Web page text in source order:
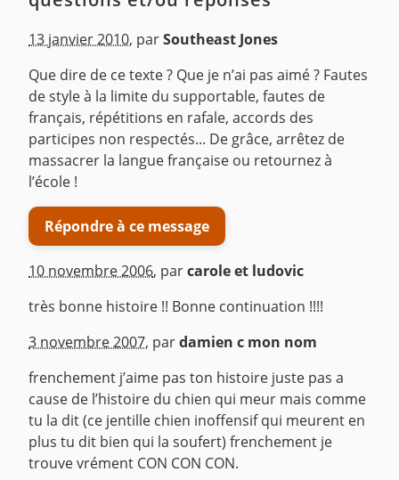
13 janvier 2010, parSoutheast Jones
Que dire de ce texte ? Que je n’ai pas aimé ? Fautes
de style à la limite du supportable, fautes de
français, répétitions en rafale, accords des
participes non respectés... De grâce, arrêtez de
massacrer la langue française ou retournez à
l’école !
Répondre à ce message
10 novembre 2006, parcarole et ludovic
très bonne histoire !! Bonne continuation !!!!
^
3 novembre 2007, pardamien c mon nom
frenchement j’aime pas ton histoire juste pas a
cause de l’histoire du chien qui meur mais comme
tu la dit (ce jentille chien inoffensif qui meurent en
plus tu dit bien qui la soufert) frenchement je
trouve vrément CON CON CON.